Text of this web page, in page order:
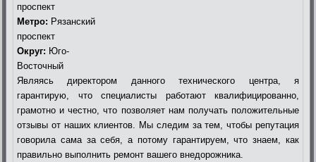
проспект
Метро: Рязанский
проспект
Округ: Юго-
Восточный
Являясь директором данного технического центра, я
гарантирую, что специалисты работают квалифицированно,
грамотно и честно, что позволяет нам получать положительные
отзывы от наших клиентов. Мы следим за тем, чтобы репутация
говорила сама за себя, а потому гарантируем, что знаем, как
правильно выполнить ремонт вашего внедорожника.